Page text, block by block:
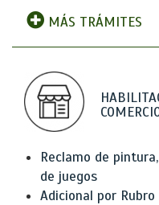
MÁS TRÁMITES
Reclamo de
de juegos
Adicional por Rubro